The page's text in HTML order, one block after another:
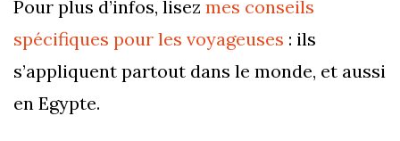
Pour plus d’infos, lisez mes conseils
spécifiques pour les voyageuses : ils
s’appliquent partout dans le monde, et aussi
en Egypte.